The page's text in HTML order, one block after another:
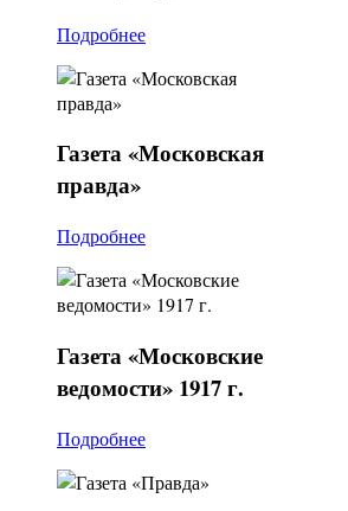
Подробнее
Газета«Московская
правда»
Подробнее
Газета«Московские
ведомости» 1917 г.
Подробнее